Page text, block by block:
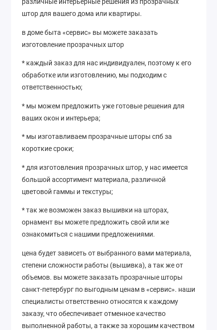
штор для вашего дома или квартиры.
в доме быта «сервис» вы можете заказать
изготовление прозрачных штор
* каждый заказ для нас индивидуален, поэтому к его
обработке или изготовлению, мы подходим с
ответственностью;
* мы можем предложить уже готовые решения для
ваших окон и интерьера;
* мы изготавливаем прозрачные шторы спб за
короткие сроки;
* для изготовления прозрачных штор, у нас имеется
большой ассортимент материала, различной
цветовой гаммы и текстуры;
* так же возможен заказ вышивки на шторах,
орнамент вы можете предложить свой или же
ознакомиться с нашими предложениями.
цена будет зависеть от выбранного вами материала,
степени сложности работы (вышивка), а так же от
объемов. вы можете заказать прозрачные шторы
санкт-петербург по выгодным ценам в «сервис». наши
специалисты ответственно относятся к каждому
заказу, что обеспечивает отменное качество
выполненной работы, а также за хорошим качеством